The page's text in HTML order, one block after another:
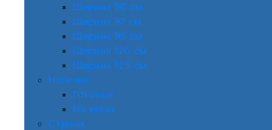
Ширина 96 см
Ширина 97 см
Ширина 98 см
Ширина 120 см
Ширина 125 см
Наличие
Готовые
На заказ
Страна